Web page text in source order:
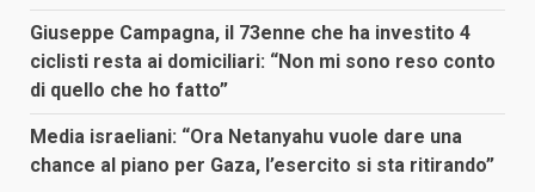
Giuseppe Campagna, il 73enne che ha investito 4
ciclisti resta ai domiciliari: “Non mi sono reso conto
di quello che ho fatto”
Media israeliani: “Ora Netanyahu vuole dare una
chance al piano per Gaza, l’esercito si sta ritirando”